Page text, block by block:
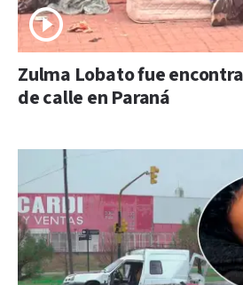
Zulma Lobato fue
de calle en Paraná